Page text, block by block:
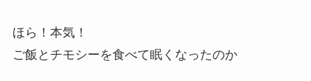
ほら！本気！
ご飯とチモシーを食べて眠くなったのか